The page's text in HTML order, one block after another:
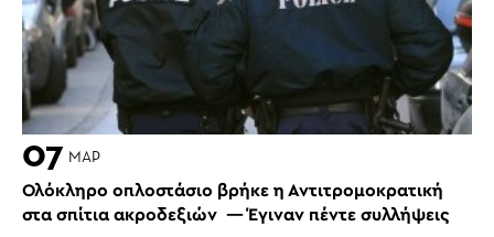
07 ΜΑΡ
Ολόκληρο οπλοστάσιο βρήκε η Αντιτρομοκρατική
στα σπίτια ακροδεξιών — Έγιναν πέντε συλλήψεις